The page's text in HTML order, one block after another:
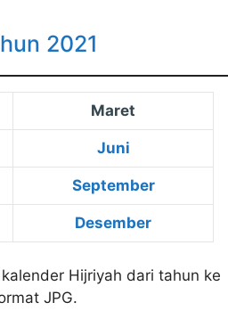
2021
Maret
Juni
September
Desember
Hijriyah dari tahun ke
JPG.